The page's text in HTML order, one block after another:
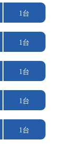
1台
1台
1台
1台
1台